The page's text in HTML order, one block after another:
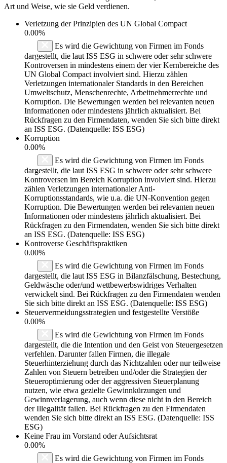
Art und Weise, wie sie Geld verdienen.
Verletzung der Prinzipien des UN Global Compact
0.00%
Es wird die Gewichtung von Firmen im Fonds
dargestellt, die laut ISS ESG in schwere oder sehr schwere
Kontroversen in mindestens einem der vier Kernbereiche des
UN Global Compact involviert sind. Hierzu zählen
Verletzungen internationaler Standards in den Bereichen
Umweltschutz, Menschenrechte, Arbeitnehmerrechte und
Korruption. Die Bewertungen werden bei relevanten neuen
Informationen oder mindestens jährlich aktualisiert. Bei
Rückfragen zu den Firmendaten, wenden Sie sich bitte direkt
an ISS ESG. (Datenquelle: ISS ESG)
Korruption
0.00%
Es wird die Gewichtung von Firmen im Fonds
dargestellt, die laut ISS ESG in schwere oder sehr schwere
Kontroversen im Bereich Korruption involviert sind. Hierzu
zählen Verletzungen internationaler Anti-
Korruptionsstandards, wie u.a. die UN-Konvention gegen
Korruption. Die Bewertungen werden bei relevanten neuen
Informationen oder mindestens jährlich aktualisiert. Bei
Rückfragen zu den Firmendaten, wenden Sie sich bitte direkt
an ISS ESG. (Datenquelle: ISS ESG)
Kontroverse Geschäftspraktiken
0.00%
Es wird die Gewichtung von Firmen im Fonds
dargestellt, die laut ISS ESG in Bilanzfälschung, Bestechung,
Geldwäsche oder/und wettbewerbswidriges Verhalten
verwickelt sind. Bei Rückfragen zu den Firmendaten wenden
Sie sich bitte direkt an ISS ESG. (Datenquelle: ISS ESG)
Steuervermeidungsstrategien und festgestellte Verstöße
0.00%
Es wird die Gewichtung von Firmen im Fonds
dargestellt, die die Intention und den Geist von Steuergesetzen
verfehlen. Darunter fallen Firmen, die illegale
Steuerhinterziehung durch das Nichtzahlen oder nur teilweise
Zahlen von Steuern betreiben und/oder die Strategien der
Steueroptimierung oder der aggressiven Steuerplanung
nutzen, wie etwa gezielte Gewinnkürzungen und
Gewinnverlagerung, auch wenn diese nicht in den Bereich
der Illegalität fallen. Bei Rückfragen zu den Firmendaten
wenden Sie sich bitte direkt an ISS ESG. (Datenquelle: ISS
ESG)
Keine Frau im Vorstand oder Aufsichtsrat
0.00%
Es wird die Gewichtung von Firmen im Fonds